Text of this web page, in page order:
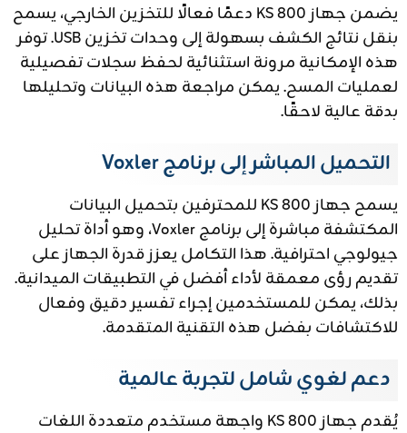
يضمن جهاز KS 800 دعمًا فعالًا للتخزين الخارجي، يسمح
بنقل نتائج الكشف بسهولة إلى وحدات تخزين USB. توفر
هذه الإمكانية مرونة استثنائية لحفظ سجلات تفصيلية
لعمليات المسح. يمكن مراجعة هذه البيانات وتحليلها
بدقة عالية لاحقًا.
التحميل المباشر إلى برنامج Voxler
يسمح جهاز KS 800 للمحترفين بتحميل البيانات
المكتشفة مباشرة إلى برنامج Voxler، وهو أداة تحليل
جيولوجي احترافية. هذا التكامل يعزز قدرة الجهاز على
تقديم رؤى معمقة لأداء أفضل في التطبيقات الميدانية.
بذلك، يمكن للمستخدمين إجراء تفسير دقيق وفعال
للاكتشافات بفضل هذه التقنية المتقدمة.
دعم لغوي شامل لتجربة عالمية
يُقدم جهاز KS 800 واجهة مستخدم متعددة اللغات